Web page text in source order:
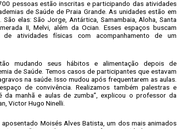
pessoas estão inscritas e participando das atividades
de Saúde de Praia Grande. As unidades estão em
São elas: São Jorge, Antártica, Samambaia, Aloha, Santa
II, Melvi, além da Ocian. Esses espaços buscam
atividades físicas com acompanhamento de um
mudando seus hábitos e alimentação depois de
de Saúde. Temos casos de participantes que estavam
na saúde. Isso mudou após frequentarem as aulas.
de convivência. Realizamos também palestras e
da manhã e aulas de zumba”, explicou o professor da
Victor Hugo Ninelli.
Moisés Alves Batista, um dos mais animados